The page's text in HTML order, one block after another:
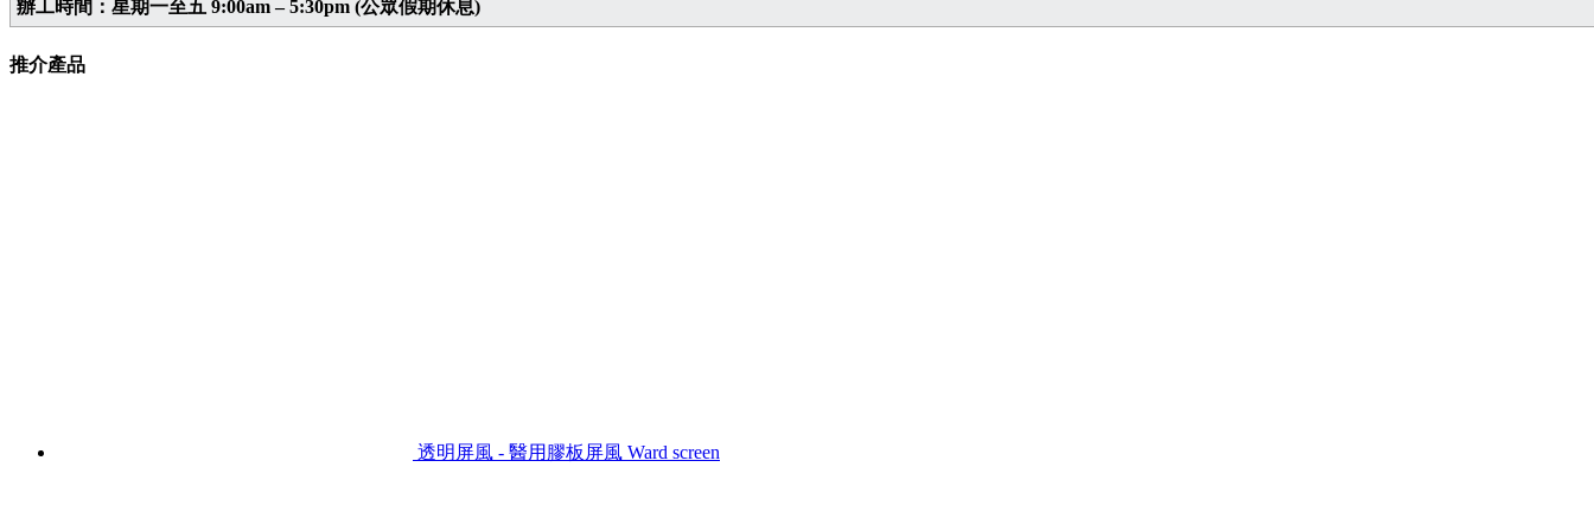
辦工時間：星期一至五 9:00am – 5:30pm (公眾假期休息)
推介產品
透明屏風 - 醫用膠板屏風 Ward screen